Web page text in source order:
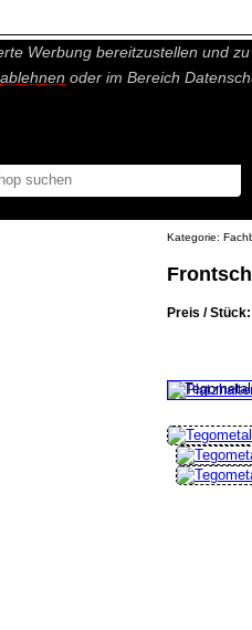
nicht notwendige Cookies
Werbung bereitzustellen und
oder im Bereich
Kategorie:
Preis / Stück: